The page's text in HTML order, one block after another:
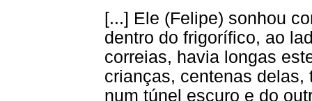
[...] Ele (Felipe) sonhou
dentro do frigorífico, ao
correias, havia longas
crianças, centenas delas,
num túnel escuro e do